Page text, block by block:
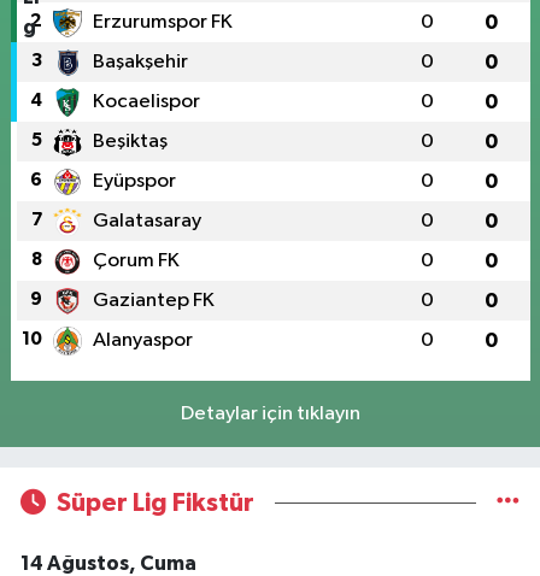
2 Erzurumspor FK 0 0
3 Başakşehir 0 0
4 Kocaelispor 0 0
5 Beşiktaş 0 0
6 Eyüpspor 0 0
7 Galatasaray 0 0
8 Çorum FK 0 0
9 Gaziantep FK 0 0
10 Alanyaspor 0 0
Detaylar için tıklayın
Süper Lig Fikstür
14 Ağustos, Cuma